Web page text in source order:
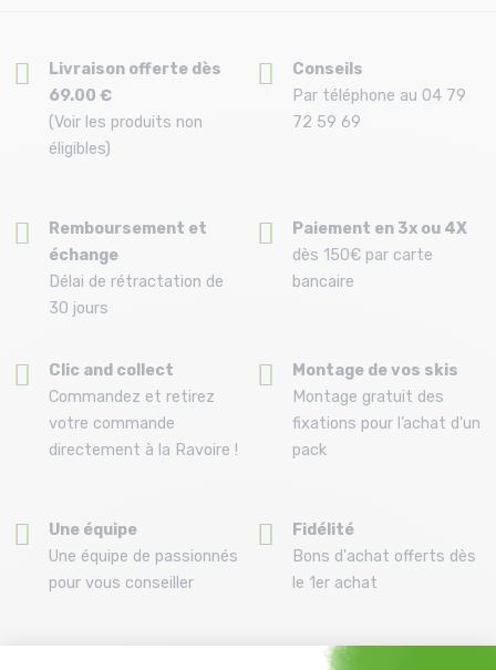
Livraison offerte dès
69.00 €
(Voir les produits non
éligibles)
Conseils
Par téléphone au 04 79
72 59 69
Remboursement et
échange
Délai de rétractation de
30 jours
Paiement en 3x ou 4X
dès 150€ par carte
bancaire
Clic and collect
Commandez et retirez
votre commande
directement à la Ravoire !
Montage de vos skis
Montage gratuit des
fixations pour l’achat d'un
pack
Une équipe
Une équipe de passionnés
pour vous conseiller
Fidélité
Bons d'achat offerts dès
le 1er achat